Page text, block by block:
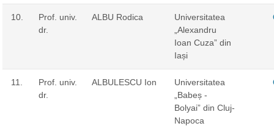
10.
Prof. univ.
dr.
ALBU Rodica
Universitatea
„Alexandru
Ioan Cuza” din
Iași
11.
Prof. univ.
dr.
ALBULESCU Ion
Universitatea
„Babeș -
Bolyai” din Cluj-
Napoca